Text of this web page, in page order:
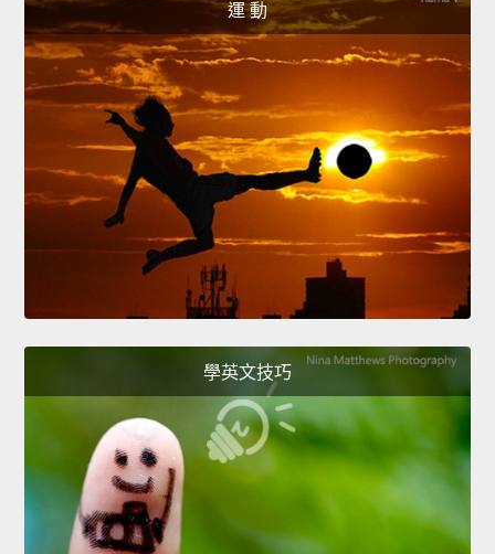
運 動
學英文技巧